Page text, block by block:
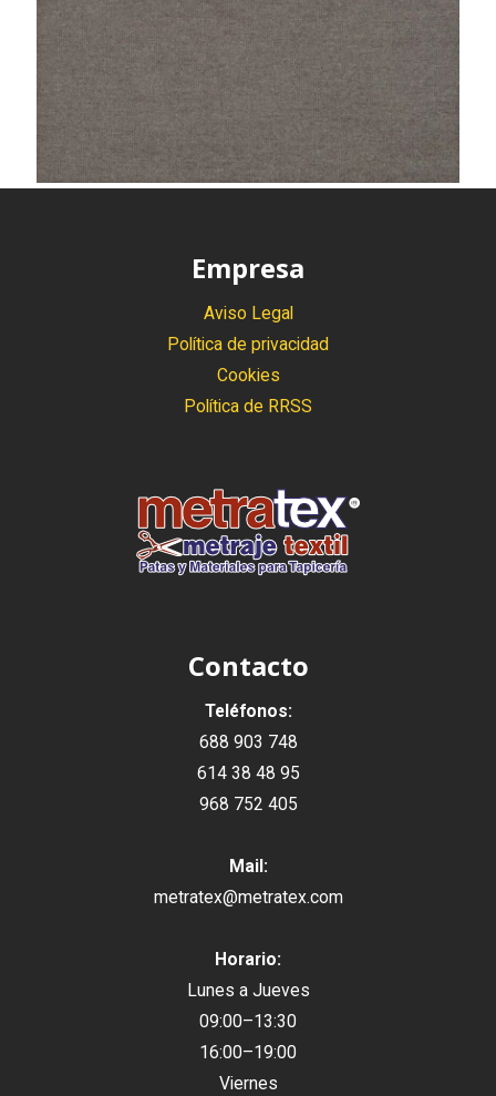
Empresa
Aviso Legal
Política de privacidad
Cookies
Política de RRSS
Contacto
Teléfonos:
688 903 748
614 38 48 95
968 752 405
Mail:
metratex@metratex.com
Horario:
Lunes a Jueves
09:00–13:30
16:00–19:00
Viernes